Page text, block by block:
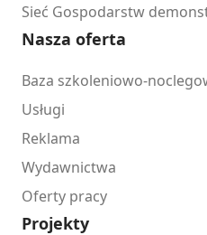
Sieć Gospodarstw
Nasza oferta
Baza szkoleniowo-
Usługi
Reklama
Wydawnictwa
Oferty pracy
Projekty